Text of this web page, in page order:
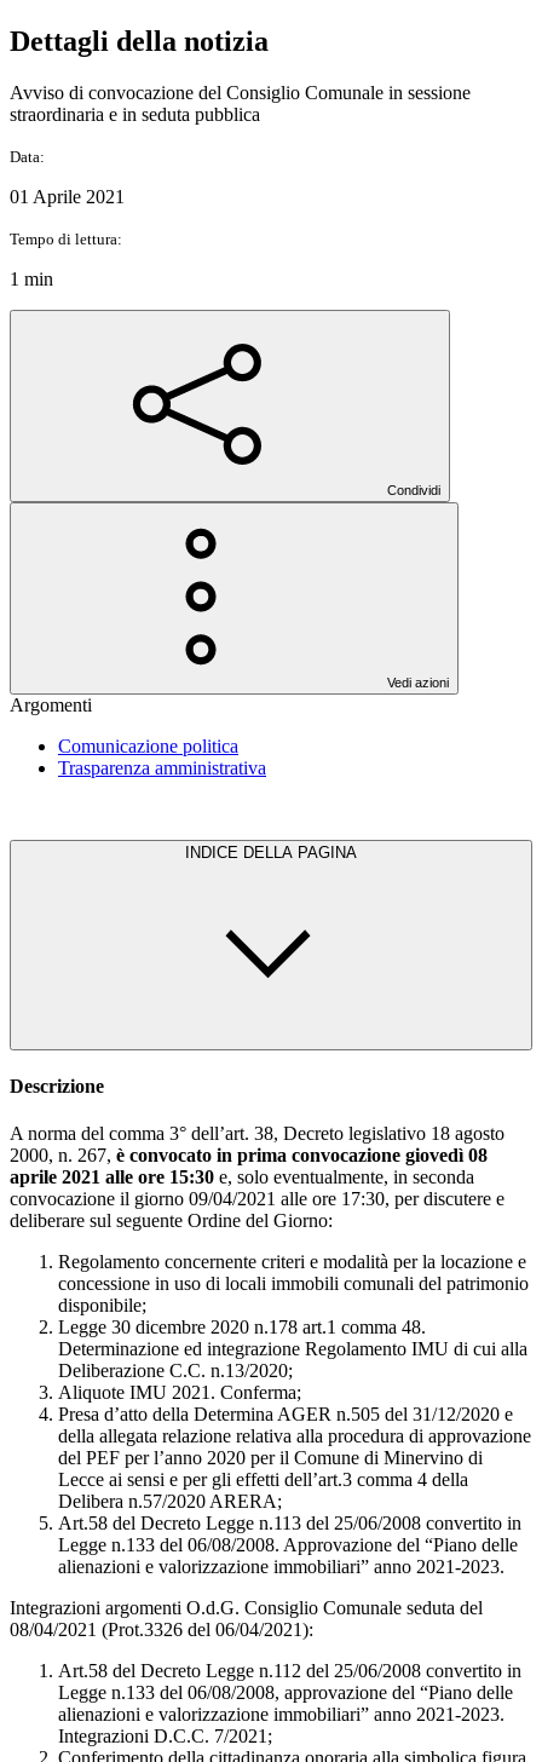
Dettagli della notizia
Avviso di convocazione del Consiglio Comunale in sessione
straordinaria e in seduta pubblica
Data:
01 Aprile 2021
Tempo di lettura:
1 min
Condividi
Vedi azioni
Argomenti
Comunicazione politica
Trasparenza amministrativa
INDICE DELLA PAGINA
Descrizione
A norma del comma 3° dell’art. 38, Decreto legislativo 18 agosto
2000, n. 267, è convocato in prima convocazione giovedì 08
aprile 2021 alle ore 15:30 e, solo eventualmente, in seconda
convocazione il giorno 09/04/2021 alle ore 17:30, per discutere e
deliberare sul seguente Ordine del Giorno:
Regolamento concernente criteri e modalità per la locazione e
concessione in uso di locali immobili comunali del patrimonio
disponibile;
Legge 30 dicembre 2020 n.178 art.1 comma 48.
Determinazione ed integrazione Regolamento IMU di cui alla
Deliberazione C.C. n.13/2020;
Aliquote IMU 2021. Conferma;
Presa d’atto della Determina AGER n.505 del 31/12/2020 e
della allegata relazione relativa alla procedura di approvazione
del PEF per l’anno 2020 per il Comune di Minervino di
Lecce ai sensi e per gli effetti dell’art.3 comma 4 della
Delibera n.57/2020 ARERA;
Art.58 del Decreto Legge n.113 del 25/06/2008 convertito in
Legge n.133 del 06/08/2008. Approvazione del “Piano delle
alienazioni e valorizzazione immobiliari” anno 2021-2023.
Integrazioni argomenti O.d.G. Consiglio Comunale seduta del
08/04/2021 (Prot.3326 del 06/04/2021):
Art.58 del Decreto Legge n.112 del 25/06/2008 convertito in
Legge n.133 del 06/08/2008, approvazione del “Piano delle
alienazioni e valorizzazione immobiliari” anno 2021-2023.
Integrazioni D.C.C. 7/2021;